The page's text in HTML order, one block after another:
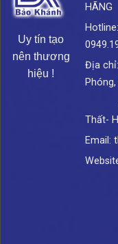
Uy tín tạo
nên thương
hiệu !
HÃNG
Địa
Thất-
Email: